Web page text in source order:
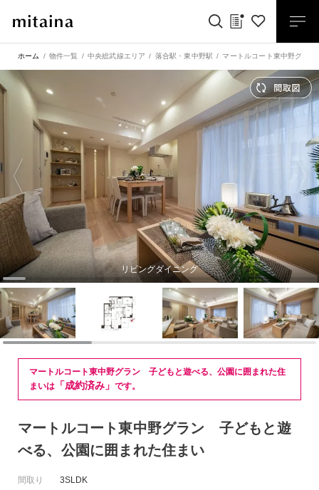
ホーム 物件一覧 中央総武線エリア 落合駅 ・東中野駅 マートルコート東中野グラ
リビングダイニング
マートルコート東中野グラン 子どもと遊べる、公園に囲まれた住
まいは 「成約済み」 です。
マートルコート東中野グラン 子どもと遊
べる、公園に囲まれた住まい
間取り
3SLDK